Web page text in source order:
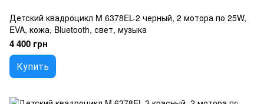
Детский квадроцикл M 6378EL-2 черный, 2 мотора по 25W,
EVA, кожа, Bluetooth, свет, музыка
4 400 грн
Купить